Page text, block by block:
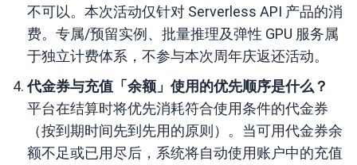
不可以。本次活动仅针对 Serverless API 产品的消
费。专属/预留实例、批量推理及弹性 GPU 服务属
于独立计费体系，不参与本次周年庆返还活动。
代金券与充值「余额」使用的优先顺序是什么？
平台在结算时将优先消耗符合使用条件的代金券
（按到期时间先到先用的原则）。当可用代金券余
额不足或已用尽后，系统将自动使用账户中的充值